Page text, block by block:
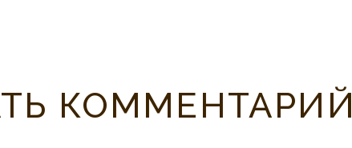
КОММЕНТАРИЙ